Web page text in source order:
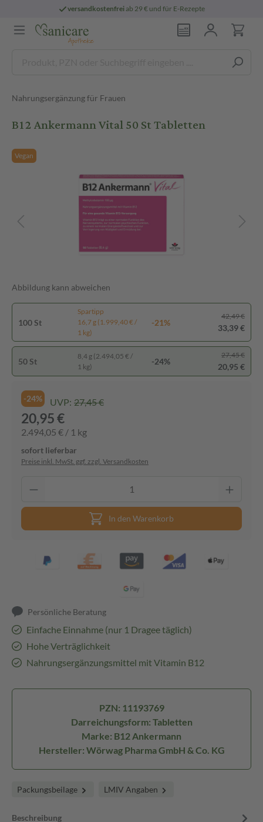
versandkostenfreiab 29 € und für E-Rezepte
Nahrungsergänzung für Frauen
B12 Ankermann Vital 50 St Tabletten
Vegan
Abbildung kann abweichen
100 St
Spartipp
16,7 g (1.999,40 € /
1 kg)
-21%
42,49 €
33,39 €
50 St
8,4 g (2.494,05 € /
1 kg)
-24%
27,45 €
20,95 €
-24% UVP: 27,45 €
20,95 €
2.494,05 € / 1 kg
sofort lieferbar
Preise inkl. MwSt. ggf. zzgl. Versandkosten
In den Warenkorb
Persönliche Beratung
Einfache Einnahme (nur 1 Dragee täglich)
Hohe Verträglichkeit
Nahrungsergänzungsmittel mit Vitamin B12
PZN: 11193769
Darreichungsform: Tabletten
Marke: B12 Ankermann
Hersteller: Wörwag Pharma GmbH & Co. KG
Packungsbeilage LMIV Angaben
Beschreibung